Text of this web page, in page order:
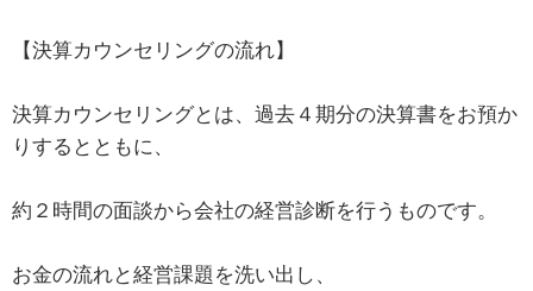
【決算カウンセリングの流れ】
決算カウンセリングとは、過去４期分の決算書をお預か
りするとともに、
約２時間の面談から会社の経営診断を行うものです。
お金の流れと経営課題を洗い出し、